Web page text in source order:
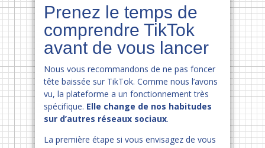
Prenez le temps de
comprendre TikTok
avant de vous lancer
Nous vous recommandons de ne pas foncer
tête baissée sur TikTok. Comme nous l’avons
vu, la plateforme a un fonctionnement très
spécifique. Elle change de nos habitudes
sur d’autres réseaux sociaux.
La première étape si vous envisagez de vous